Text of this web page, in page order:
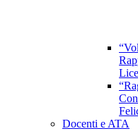
Docenti e ATA